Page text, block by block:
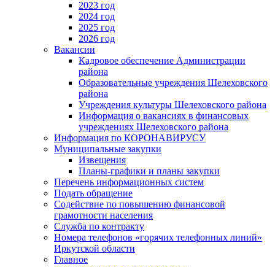
2023 год
2024 год
2025 год
2026 год
Вакансии
Кадровое обеспечение Администрации
района
Образовательные учреждения Шелеховского
района
Учреждения культуры Шелеховского района
Информация о вакансиях в финансовых
учреждениях Шелеховского района
Информация по КОРОНАВИРУСУ
Муниципальные закупки
Извещения
Планы-графики и планы закупки
Перечень информационных систем
Подать обращение
Содействие по повышению финансовой
грамотности населения
Служба по контракту
Номера телефонов «горячих телефонных линий»
Иркутской области
Главное